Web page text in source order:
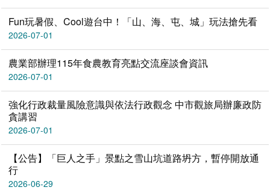
Fun玩暑假、Cool遊台中！「山、海、屯、城」玩法搶先看
2026-07-01
農業部辦理115年食農教育亮點交流座談會資訊
2026-07-01
強化行政裁量風險意識與依法行政觀念 中市觀旅局辦廉政防
貪講習
2026-07-01
【公告】「巨人之手」景點之雪山坑道路坍方，暫停開放通
行
2026-06-29